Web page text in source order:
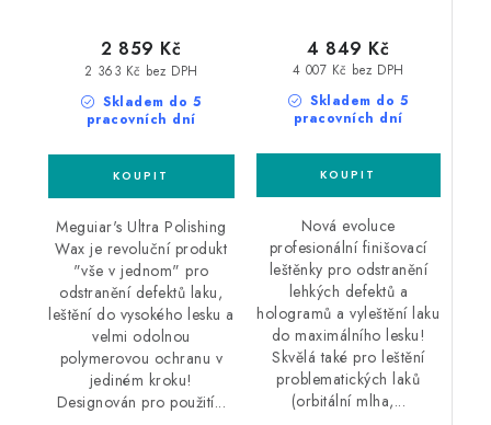
Skladem do 5
pracovních dní
2 363 Kč bez DPH
2 859 Kč
Meguiar's Ultra Polishing
Wax je revoluční produkt
"vše v jednom" pro
odstranění defektů laku,
leštění do vysokého lesku a
velmi odolnou
polymerovou ochranu v
jediném kroku!
Designován pro použití...
Skladem do 5
pracovních dní
4 007 Kč bez DPH
4 849 Kč
Nová evoluce
profesionální finišovací
leštěnky pro odstranění
lehkých defektů a
hologramů a vyleštění laku
do maximálního lesku!
Skvělá také pro leštění
problematických laků
(orbitální mlha,...